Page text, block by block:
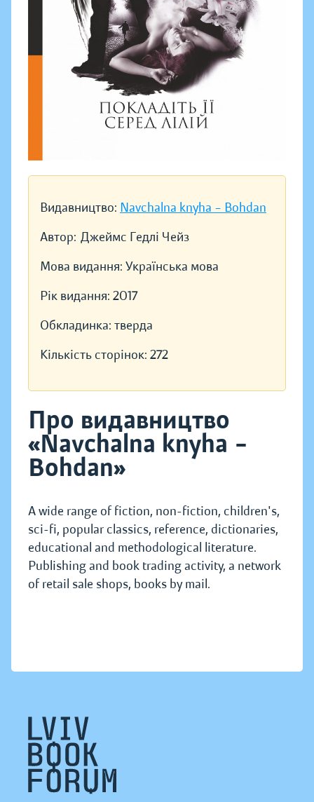
Видавництво: Navchalna knyha – Bohdan
Автор: Джеймс Гедлі Чейз
Мова видання: Українська мова
Рік видання: 2017
Обкладинка: тверда
Кількість сторінок: 272
Про видавництво
«Navchalna knyha –
Bohdan»
A wide range of fiction, non-fiction, children's,
sci-fi, popular classics, reference, dictionaries,
educational and methodological literature.
Publishing and book trading activity, a network
of retail sale shops, books by mail.